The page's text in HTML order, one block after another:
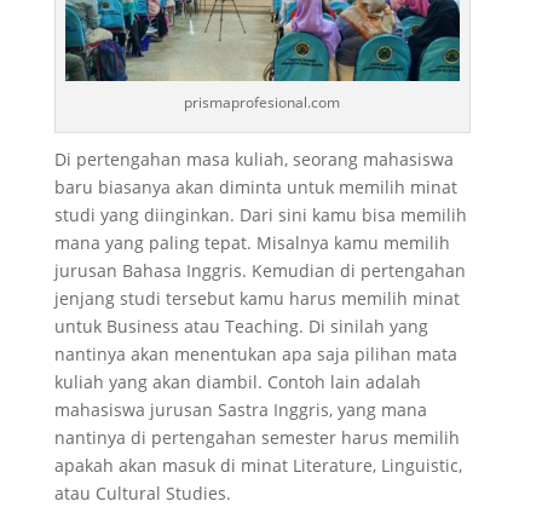
prismaprofesional.com
Di pertengahan masa kuliah, seorang mahasiswa
baru biasanya akan diminta untuk memilih minat
studi yang diinginkan. Dari sini kamu bisa memilih
mana yang paling tepat. Misalnya kamu memilih
jurusan Bahasa Inggris. Kemudian di pertengahan
jenjang studi tersebut kamu harus memilih minat
untuk Business atau Teaching. Di sinilah yang
nantinya akan menentukan apa saja pilihan mata
kuliah yang akan diambil. Contoh lain adalah
mahasiswa jurusan Sastra Inggris, yang mana
nantinya di pertengahan semester harus memilih
apakah akan masuk di minat Literature, Linguistic,
atau Cultural Studies.